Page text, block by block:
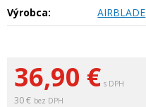
36,90 € s DPH
30 € bez DPH
Výrobca: AIRBLADE